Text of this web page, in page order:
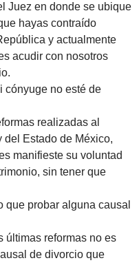
Juez en donde se ubique
hayas contraído
y actualmente
acudir con nosotros
cónyuge no esté de
realizadas al
Estado de México,
manifieste su voluntad
sin tener que
probar alguna causal
últimas reformas no es
de divorcio que